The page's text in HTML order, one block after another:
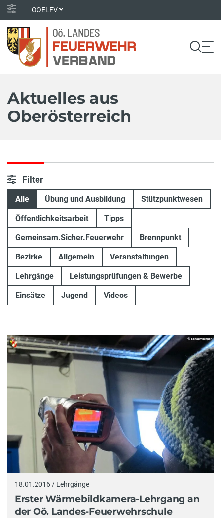
OOELFV
Aktuelles aus
Oberösterreich
Filter
Alle Übung und Ausbildung Stützpunktwesen
Öffentlichkeitsarbeit Tipps
Gemeinsam.Sicher.Feuerwehr Brennpunkt
Bezirke Allgemein Veranstaltungen
Lehrgänge Leistungsprüfungen & Bewerbe
Einsätze Jugend Videos
18.01.2016 / Lehrgänge
Erster Wärmebildkamera-Lehrgang an
der Oö. Landes-Feuerwehrschule